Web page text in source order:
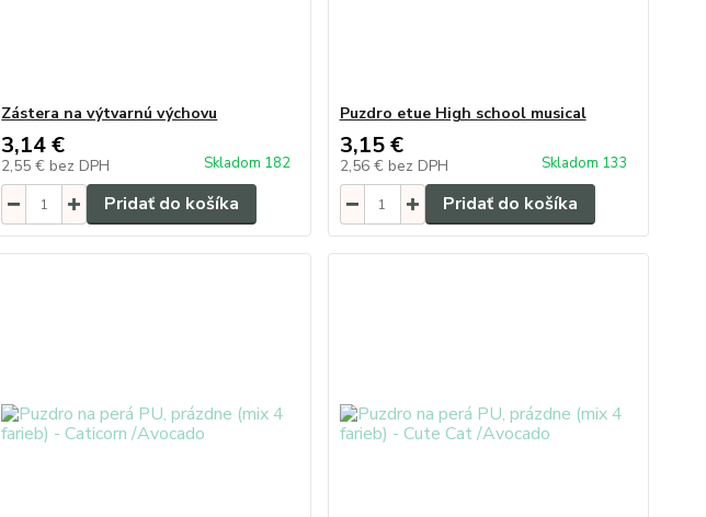
Zástera na výtvarnú výchovu
3,14 €
2,55 € bez DPH Skladom 182
Pridať do košíka
Puzdro etue High school musical
3,15 €
2,56 € bez DPH Skladom 133
Pridať do košíka